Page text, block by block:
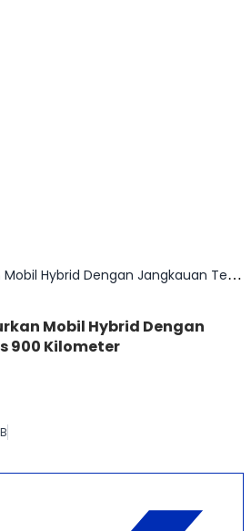
Hyundai Siap Luncurkan Mobil Hybrid Dengan Jangkauan Tembus 900 Kilometer
Mobil Hybrid Dengan
900 Kilometer